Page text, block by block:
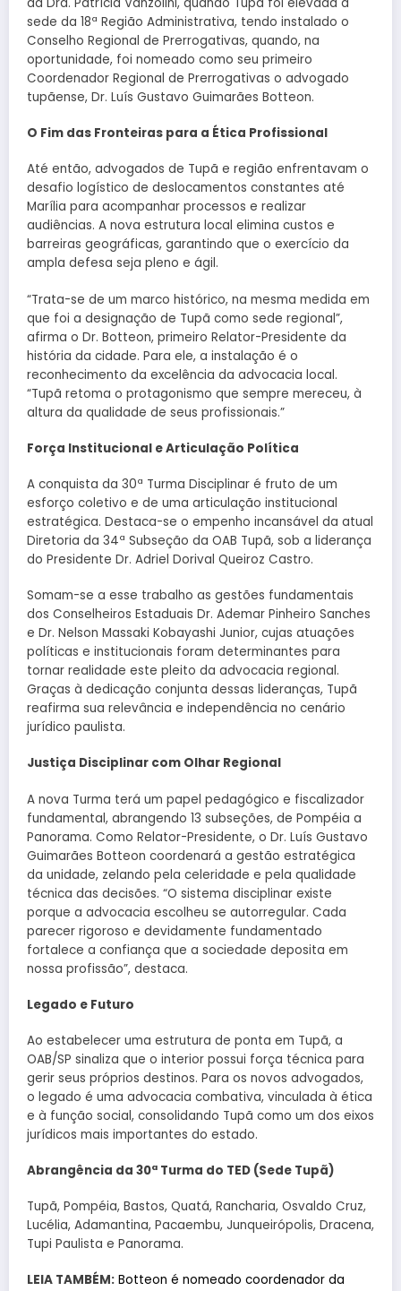
sede da 18ª Região Administrativa, tendo instalado o
Conselho Regional de Prerrogativas, quando, na
oportunidade, foi nomeado como seu primeiro
Coordenador Regional de Prerrogativas o advogado
tupãense, Dr. Luís Gustavo Guimarães Botteon.
O Fim das Fronteiras para a Ética Profissional
Até então, advogados de Tupã e região enfrentavam o
desafio logístico de deslocamentos constantes até
Marília para acompanhar processos e realizar
audiências. A nova estrutura local elimina custos e
barreiras geográficas, garantindo que o exercício da
ampla defesa seja pleno e ágil.
“Trata-se de um marco histórico, na mesma medida em
que foi a designação de Tupã como sede regional”,
afirma o Dr. Botteon, primeiro Relator-Presidente da
história da cidade. Para ele, a instalação é o
reconhecimento da excelência da advocacia local.
“Tupã retoma o protagonismo que sempre mereceu, à
altura da qualidade de seus profissionais.”
Força Institucional e Articulação Política
A conquista da 30ª Turma Disciplinar é fruto de um
esforço coletivo e de uma articulação institucional
estratégica. Destaca-se o empenho incansável da atual
Diretoria da 34ª Subseção da OAB Tupã, sob a liderança
do Presidente Dr. Adriel Dorival Queiroz Castro.
Somam-se a esse trabalho as gestões fundamentais
dos Conselheiros Estaduais Dr. Ademar Pinheiro Sanches
e Dr. Nelson Massaki Kobayashi Junior, cujas atuações
políticas e institucionais foram determinantes para
tornar realidade este pleito da advocacia regional.
Graças à dedicação conjunta dessas lideranças, Tupã
reafirma sua relevância e independência no cenário
jurídico paulista.
Justiça Disciplinar com Olhar Regional
A nova Turma terá um papel pedagógico e fiscalizador
fundamental, abrangendo 13 subseções, de Pompéia a
Panorama. Como Relator-Presidente, o Dr. Luís Gustavo
Guimarães Botteon coordenará a gestão estratégica
da unidade, zelando pela celeridade e pela qualidade
técnica das decisões. “O sistema disciplinar existe
porque a advocacia escolheu se autorregular. Cada
parecer rigoroso e devidamente fundamentado
fortalece a confiança que a sociedade deposita em
nossa profissão”, destaca.
Legado e Futuro
Ao estabelecer uma estrutura de ponta em Tupã, a
OAB/SP sinaliza que o interior possui força técnica para
gerir seus próprios destinos. Para os novos advogados,
o legado é uma advocacia combativa, vinculada à ética
e à função social, consolidando Tupã como um dos eixos
jurídicos mais importantes do estado.
Abrangência da 30ª Turma do TED (Sede Tupã)
Tupã, Pompéia, Bastos, Quatá, Rancharia, Osvaldo Cruz,
Lucélia, Adamantina, Pacaembu, Junqueirópolis, Dracena,
Tupi Paulista e Panorama.
LEIA TAMBÉM: Botteon é nomeado coordenador da